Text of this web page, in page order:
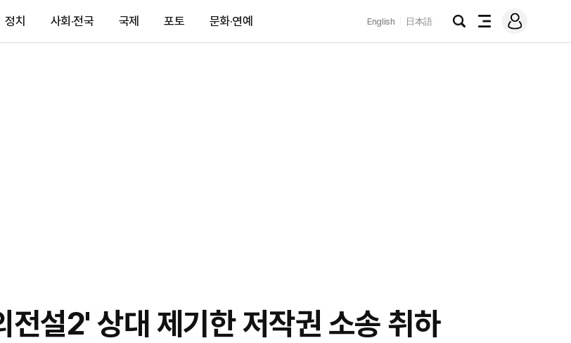
정치 사회·전국 국제 포토 문화·연예 English 日本語
검
전
메
그
설2' 상대 제기한 저작권 소송 취하